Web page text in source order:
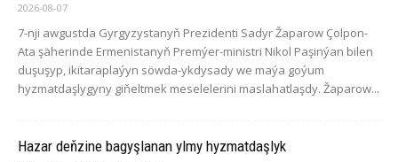
2026-08-07
7-nji awgustda Gyrgyzystanyň Prezidenti Sadyr Žaparow Çolpon-
Ata şäherinde Ermenistanyň Premýer-ministri Nikol Paşinýan bilen
duşuşyp, ikitaraplaýyn söwda-ykdysady we maýa goýum
hyzmatdaşlygyny giňeltmek meselelerini maslahatlaşdy. Žaparow...
Hazar deňzine bagyşlanan ylmy hyzmatdaşlyk